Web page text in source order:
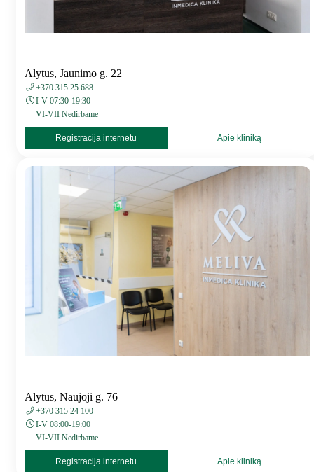
Alytus, Jaunimo g. 22
+370 315 25 688
I-V 07:30-19:30
VI-VII Nedirbame
Registracija internetu Apie kliniką
Alytus, Naujoji g. 76
+370 315 24 100
I-V 08:00-19:00
VI-VII Nedirbame
Registracija internetu Apie kliniką